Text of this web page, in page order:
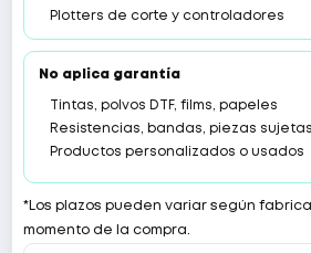
Plotters de corte y controladores
No aplica garantía
Tintas, polvos DTF, films, papeles
Resistencias, bandas, piezas
Productos personalizados o usados
*Los plazos pueden variar según
momento de la compra.